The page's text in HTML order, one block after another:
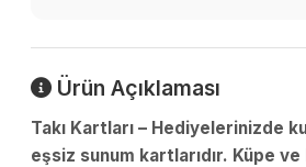
Ürün Açıklaması
Takı Kartları – Hediyelerinizde
eşsiz sunum kartlarıdır. Küpe